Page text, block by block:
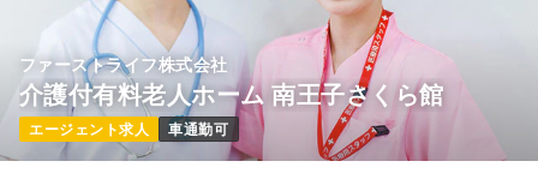
ファーストライフ株式会社
介護付有料老人ホーム 南王子さくら館
エージェント求人 車通勤可